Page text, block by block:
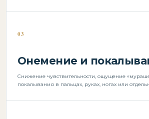
03
Онемение и
Снижение чувствительности, ощущение
покалывания в пальцах, руках, ногах или